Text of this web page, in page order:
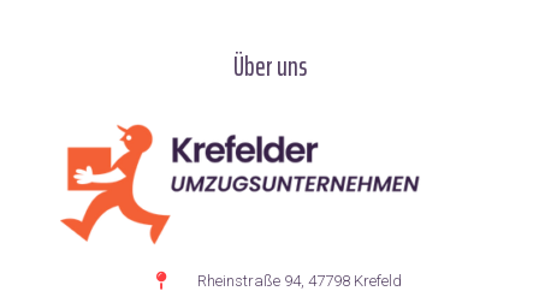
Über uns
Rheinstraße 94, 47798 Krefeld